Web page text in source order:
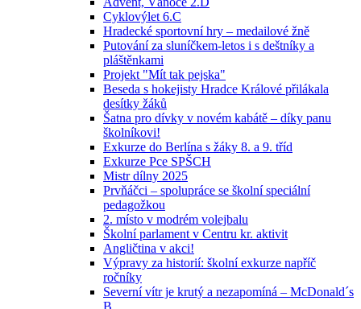
Cyklovýlet 6.C
Hradecké sportovní hry – medailové žně
Putování za sluníčkem-letos i s deštníky a
pláštěnkami
Projekt "Mít tak pejska"
Beseda s hokejisty Hradce Králové přilákala
desítky žáků
Šatna pro dívky v novém kabátě – díky panu
školníkovi!
Exkurze do Berlína s žáky 8. a 9. tříd
Exkurze Pce SPŠCH
Mistr dílny 2025
Prvňáčci – spolupráce se školní speciální
pedagožkou
2. místo v modrém volejbalu
Školní parlament v Centru kr. aktivit
Angličtina v akci!
Výpravy za historií: školní exkurze napříč
ročníky
Severní vítr je krutý a nezapomíná – McDonald´s